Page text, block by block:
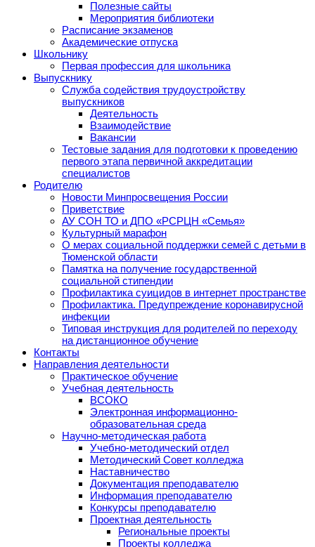
Полезные сайты
Мероприятия библиотеки
Расписание экзаменов
Академические отпуска
Школьнику
Первая профессия для школьника
Выпускнику
Служба содействия трудоустройству
выпускников
Деятельность
Взаимодействие
Вакансии
Тестовые задания для подготовки к проведению
первого этапа первичной аккредитации
специалистов
Родителю
Новости Минпросвещения России
Приветствие
АУ СОН ТО и ДПО «РСРЦН «Семья»
Культурный марафон
О мерах социальной поддержки семей с детьми в
Тюменской области
Памятка на получение государственной
социальной стипендии
Профилактика суицидов в интернет пространстве
Профилактика. Предупреждение коронавирусной
инфекции
Типовая инструкция для родителей по переходу
на дистанционное обучение
Контакты
Направления деятельности
Практическое обучение
Учебная деятельность
ВСОКО
Электронная информационно-
образовательная среда
Научно-методическая работа
Учебно-методический отдел
Методический Совет колледжа
Наставничество
Документация преподавателю
Информация преподавателю
Конкурсы преподавателю
Проектная деятельность
Региональные проекты
Проекты колледжа